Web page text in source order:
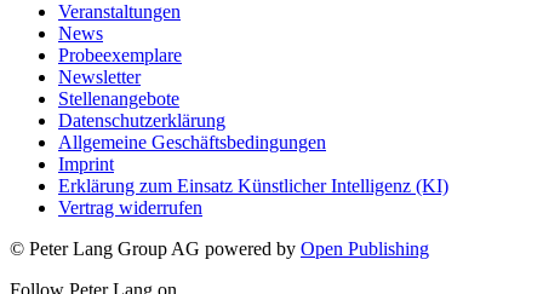
Veranstaltungen
News
Probeexemplare
Newsletter
Stellenangebote
Datenschutzerklärung
Allgemeine Geschäftsbedingungen
Imprint
Erklärung zum Einsatz Künstlicher Intelligenz (KI)
Vertrag widerrufen
© Peter Lang Group AG powered by Open Publishing